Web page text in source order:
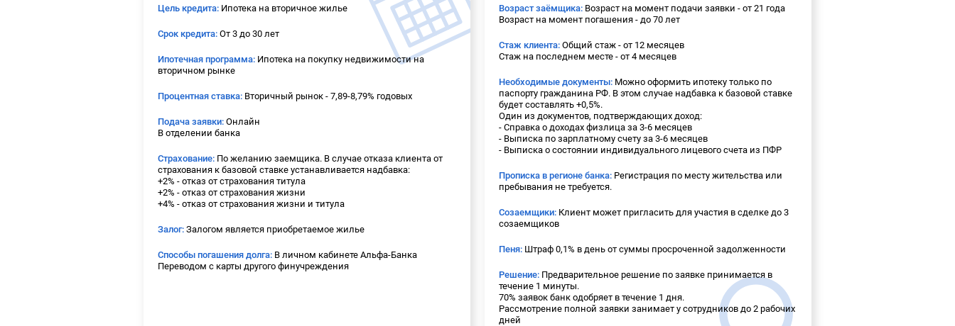
Цель кредита: Ипотека на вторичное жилье
Срок кредита: От 3 до 30 лет
Ипотечная программа: Ипотека на покупку недвижимости на
вторичном рынке
Процентная ставка: Вторичный рынок - 7,89-8,79% годовых
Подача заявки: Онлайн
В отделении банка
Страхование: По желанию заемщика. В случае отказа клиента от
страхования к базовой ставке устанавливается надбавка:
+2% - отказ от страхования титула
+2% - отказ от страхования жизни
+4% - отказ от страхования жизни и титула
Залог: Залогом является приобретаемое жилье
Способы погашения долга: В личном кабинете Альфа-Банка
Переводом с карты другого финучреждения
Возраст заёмщика: Возраст на момент подачи заявки - от 21 года
Возраст на момент погашения - до 70 лет
Стаж клиента: Общий стаж - от 12 месяцев
Стаж на последнем месте - от 4 месяцев
Необходимые документы: Можно оформить ипотеку только по
паспорту гражданина РФ. В этом случае надбавка к базовой ставке
будет составлять +0,5%.
Один из документов, подтверждающих доход:
- Справка о доходах физлица за 3-6 месяцев
- Выписка по зарплатному счету за 3-6 месяцев
- Выписка о состоянии индивидуального лицевого счета из ПФР
Прописка в регионе банка: Регистрация по месту жительства или
пребывания не требуется.
Созаемщики: Клиент может пригласить для участия в сделке до 3
созаемщиков
Пеня: Штраф 0,1% в день от суммы просроченной задолженности
Решение: Предварительное решение по заявке принимается в
течение 1 минуты.
70% заявок банк одобряет в течение 1 дня.
Рассмотрение полной заявки занимает у сотрудников до 2 рабочих
дней